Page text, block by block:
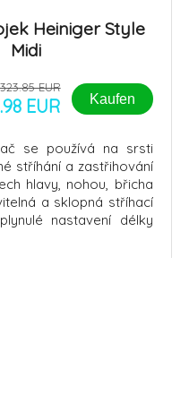
Heiniger Style
Midi
323.85 EUR
EUR Kaufen
se používá na srsti
stříhání a zastřihování
hlavy, nohou, břicha
a sklopná stříhací
nastavení délky